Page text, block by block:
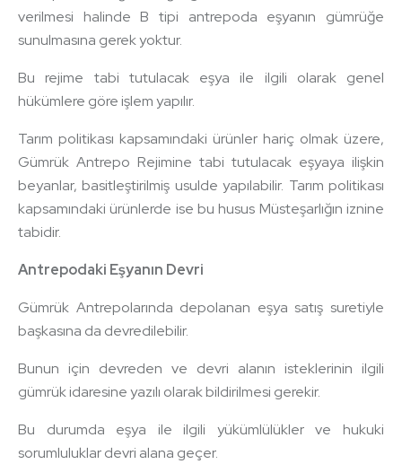
verilmesi halinde B tipi antrepoda eşyanın gümrüğe
sunulmasına gerek yoktur.
Bu rejime tabi tutulacak eşya ile ilgili olarak genel
hükümlere göre işlem yapılır.
Tarım politikası kapsamındaki ürünler hariç olmak üzere,
Gümrük Antrepo Rejimine tabi tutulacak eşyaya ilişkin
beyanlar, basitleştirilmiş usulde yapılabilir. Tarım politikası
kapsamındaki ürünlerde ise bu husus Müsteşarlığın iznine
tabidir.
Antrepodaki Eşyanın Devri
Gümrük Antrepolarında depolanan eşya satış suretiyle
başkasına da devredilebilir.
Bunun için devreden ve devri alanın isteklerinin ilgili
gümrük idaresine yazılı olarak bildirilmesi gerekir.
Bu durumda eşya ile ilgili yükümlülükler ve hukuki
sorumluluklar devri alana geçer.